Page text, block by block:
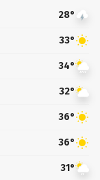
28°
33°
34°
32°
36°
36°
31°